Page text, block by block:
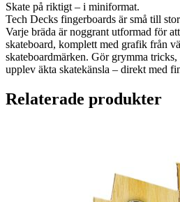
Skate på riktigt – i miniformat.
Tech Decks fingerboards är små till
Varje bräda är noggrant utformad för
skateboard, komplett med grafik från
skateboardmärken. Gör grymma
upplev äkta skatekänsla – direkt med
Relaterade produkter